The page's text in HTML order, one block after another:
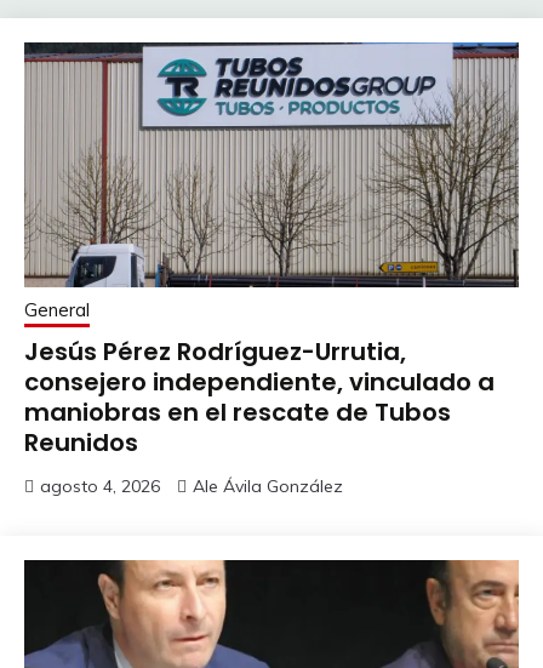
General
Jesús Pérez Rodríguez-Urrutia,
consejero independiente, vinculado a
maniobras en el rescate de Tubos
Reunidos
agosto 4, 2026 Ale Ávila González